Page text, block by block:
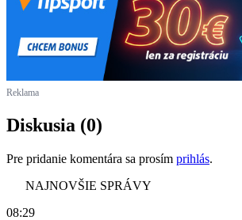
Reklama
Diskusia (0)
Pre pridanie komentára sa prosím prihlás.
NAJNOVŠIE SPRÁVY
08:29